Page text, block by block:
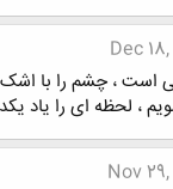
Dec 18,
است ، چشم را با اشک
، لحظه ای را یاد
Nov 29,